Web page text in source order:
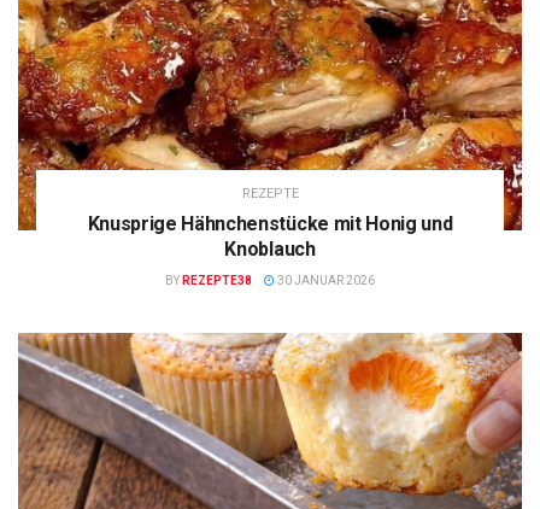
REZEPTE
Knusprige Hähnchenstücke mit Honig und
Knoblauch
BY REZEPTE38 30 JANUAR 2026